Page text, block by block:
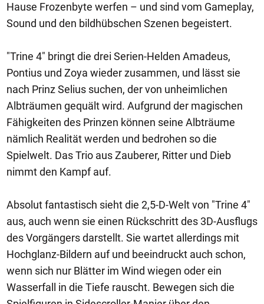
Hause Frozenbyte werfen – und sind vom Gameplay,
Sound und den bildhübschen Szenen begeistert.
"Trine 4" bringt die drei Serien-Helden Amadeus,
Pontius und Zoya wieder zusammen, und lässt sie
nach Prinz Selius suchen, der von unheimlichen
Albträumen gequält wird. Aufgrund der magischen
Fähigkeiten des Prinzen können seine Albträume
nämlich Realität werden und bedrohen so die
Spielwelt. Das Trio aus Zauberer, Ritter und Dieb
nimmt den Kampf auf.
Absolut fantastisch sieht die 2,5-D-Welt von "Trine 4"
aus, auch wenn sie einen Rückschritt des 3D-Ausflugs
des Vorgängers darstellt. Sie wartet allerdings mit
Hochglanz-Bildern auf und beeindruckt auch schon,
wenn sich nur Blätter im Wind wiegen oder ein
Wasserfall in die Tiefe rauscht. Bewegen sich die